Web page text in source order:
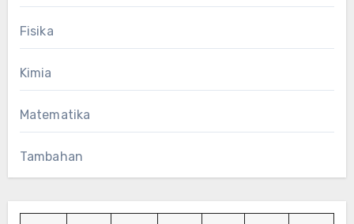
Fisika
Kimia
Matematika
Tambahan